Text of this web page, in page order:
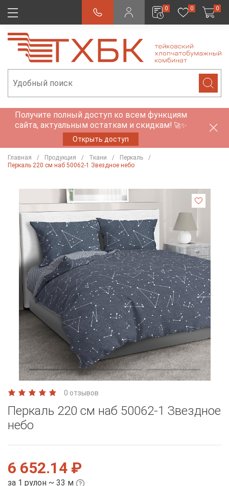
0 0 0
Получите полный доступ ко всем функциям
сайта, актуальным остаткам и скидкам! 🚀✨
Открыть доступ
Главная Продукция Ткани
Перкаль
Перкаль 220 см наб 50062-1 Звездное небо
0 отзывов
Перкаль 220 см наб 50062-1 Звездное
небо
6 652.14 ₽
за 1 рулон ~ 33 м